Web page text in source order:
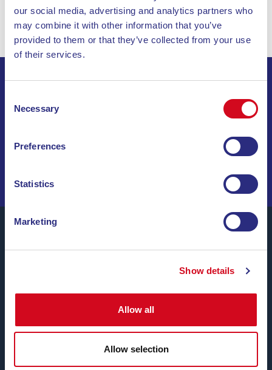
our social media, advertising and analytics partners who
may combine it with other information that you’ve
provided to them or that they’ve collected from your use
of their services.
Selection
Necessary
Preferences
Statistics
Marketing
Show details
Allow all
Allow selection
NAVIGA TRA OFFERTE SPECIALI, DESTINAZIONI DA
Non vediamo l’ora di vederti a bordo.